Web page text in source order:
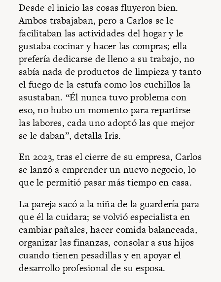
Desde el inicio las cosas fluyeron bien.
Ambos trabajaban, pero a Carlos se le
facilitaban las actividades del hogar y le
gustaba cocinar y hacer las compras; ella
prefería dedicarse de lleno a su trabajo, no
sabía nada de productos de limpieza y tanto
el fuego de la estufa como los cuchillos la
asustaban. “Él nunca tuvo problema con
eso, no hubo un momento para repartirse
las labores, cada uno adoptó las que mejor
se le daban”, detalla Iris.
En 2023, tras el cierre de su empresa, Carlos
se lanzó a emprender un nuevo negocio, lo
que le permitió pasar más tiempo en casa.
La pareja sacó a la niña de la guardería para
que él la cuidara; se volvió especialista en
cambiar pañales, hacer comida balanceada,
organizar las finanzas, consolar a sus hijos
cuando tienen pesadillas y en apoyar el
desarrollo profesional de su esposa.